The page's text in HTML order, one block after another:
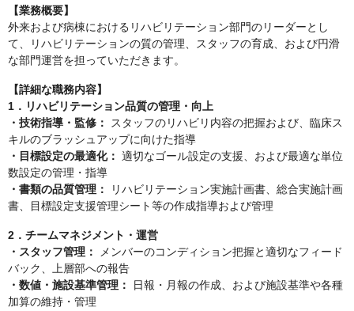
【業務概要】
外来および病棟におけるリハビリテーション部門のリーダーとし
て、リハビリテーションの質の管理、スタッフの育成、および円滑
な部門運営を担っていただきます。
【詳細な職務内容】
1．リハビリテーション品質の管理・向上
・技術指導・監修：
スタッフのリハビリ内容の把握および、臨床ス
キルのブラッシュアップに向けた指導
・目標設定の最適化： 適切なゴール設定の支援、および最適な単位
数設定の管理・指導
・書類の品質管理：
リハビリテーション実施計画書、総合実施計画
書、目標設定支援管理シート等の作成指導および管理
2．チームマネジメント・運営
・スタッフ管理：
メンバーのコンディション把握と適切なフィード
バック、上層部への報告
・数値・施設基準管理：
日報・月報の作成、および施設基準や各種
加算の維持・管理